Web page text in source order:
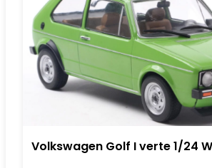
Volkswagen Golf I verte 1/24